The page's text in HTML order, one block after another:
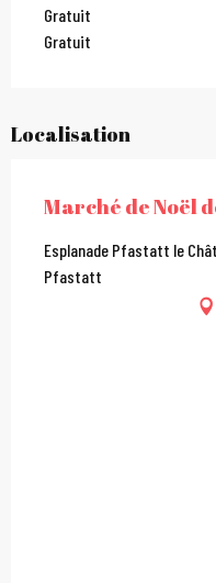
Gratuit
Gratuit
Localisation
Marché de Noël
Esplanade Pfastatt le
Pfastatt